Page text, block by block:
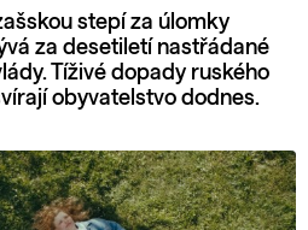
stepí za úlomky
za desetiletí nastřádané
Tíživé dopady ruského
obyvatelstvo dodnes.